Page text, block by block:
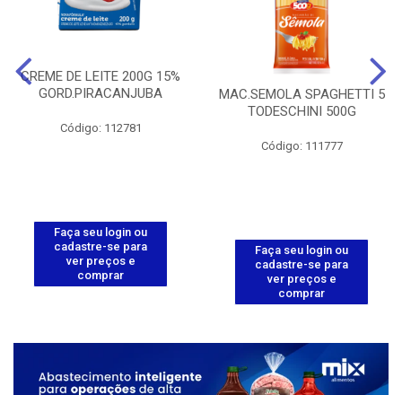
CREME DE LEITE 200G 15%
GORD.PIRACANJUBA
Código: 112781
Faça seu login ou
cadastre-se para
ver preços e
comprar
MAC.SEMOLA SPAGHETTI 5
TODESCHINI 500G
Código: 111777
Faça seu login ou
cadastre-se para
ver preços e
comprar